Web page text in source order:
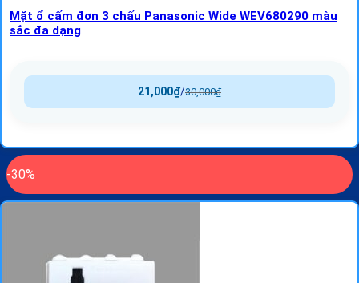
Mặt ổ cấm đơn 3 chấu Panasonic Wide WEV680290 màu
sắc đa dạng
30,000₫
/
21,000₫
-30%